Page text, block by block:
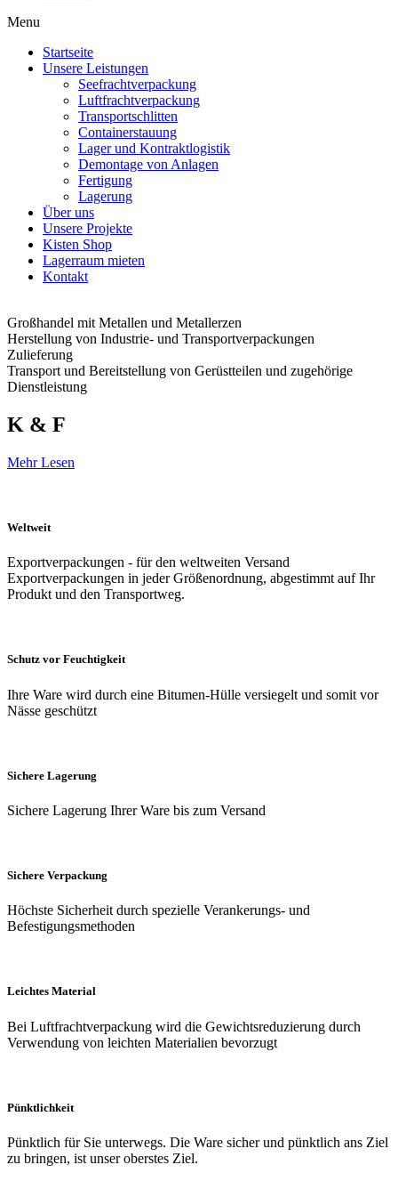
Menu
Startseite
Unsere Leistungen
Seefrachtverpackung
Luftfrachtverpackung
Transportschlitten
Containerstauung
Lager und Kontraktlogistik
Demontage von Anlagen
Fertigung
Lagerung
Über uns
Unsere Projekte
Kisten Shop
Lagerraum mieten
Kontakt
Großhandel mit Metallen und Metallerzen
Herstellung von Industrie- und Transportverpackungen
Zulieferung
Transport und Bereitstellung von Gerüstteilen und zugehörige
Dienstleistung
K & F
Mehr Lesen
Weltweit
Exportverpackungen - für den weltweiten Versand
Exportverpackungen in jeder Größenordnung, abgestimmt auf Ihr
Produkt und den Transportweg.
Schutz vor Feuchtigkeit
Ihre Ware wird durch eine Bitumen-Hülle versiegelt und somit vor
Nässe geschützt
Sichere Lagerung
Sichere Lagerung Ihrer Ware bis zum Versand
Sichere Verpackung
Höchste Sicherheit durch spezielle Verankerungs- und
Befestigungsmethoden
Leichtes Material
Bei Luftfrachtverpackung wird die Gewichtsreduzierung durch
Verwendung von leichten Materialien bevorzugt
Pünktlichkeit
Pünktlich für Sie unterwegs. Die Ware sicher und pünktlich ans Ziel
zu bringen, ist unser oberstes Ziel.